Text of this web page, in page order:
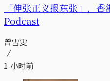
「伸张正义报东张」，
Podcast
曾雪雯
1 小时前